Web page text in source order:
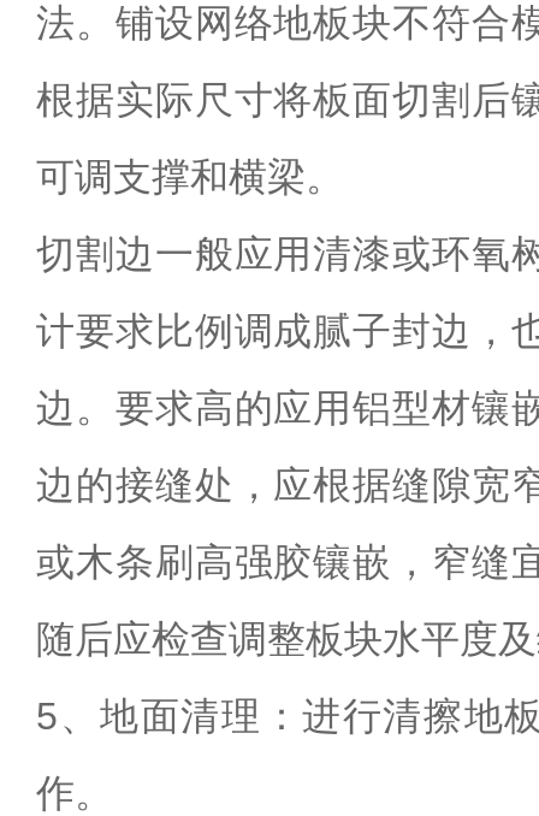
法。铺设网络地板块不符合
根据实际尺寸将板面切割后
可调支撑和横梁。
切割边一般应用清漆或环氧
计要求比例调成腻子封边，
边。要求高的应用铝型材镶
边的接缝处，应根据缝隙宽
或木条刷高强胶镶嵌，窄缝
随后应检查调整板块水平度
5、地面清理：进行清擦地
作。